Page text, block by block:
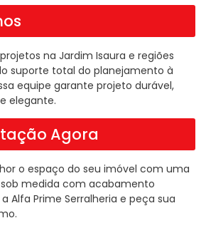
na Jardim Isaura e regiões
suporte total do planejamento à
equipe garante projeto durável,
elegante.
Agora
o espaço do seu imóvel com uma
medida com acabamento
Alfa Prime Serralheria e peça sua